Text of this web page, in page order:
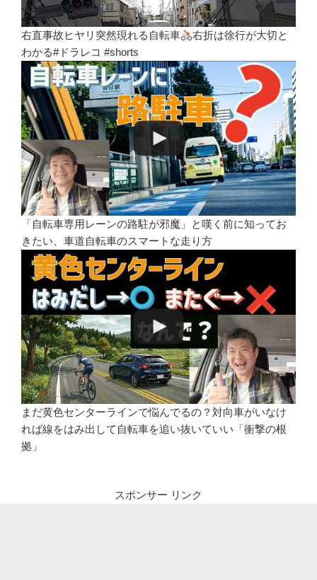
右直事故ヒヤリ突然現れる自転車
右折は徐行が大切と
わかる#ドラレコ #shorts
「自転車専用レーンの路駐が邪魔」と嘆く前に知ってお
きたい、車道自転車のスマートな走り方
まだ黄色センターラインで悩んでるの？対向車がいなけ
れば線をはみ出して自転車を追い抜いていい「衝撃の根
拠」
スポンサー リンク